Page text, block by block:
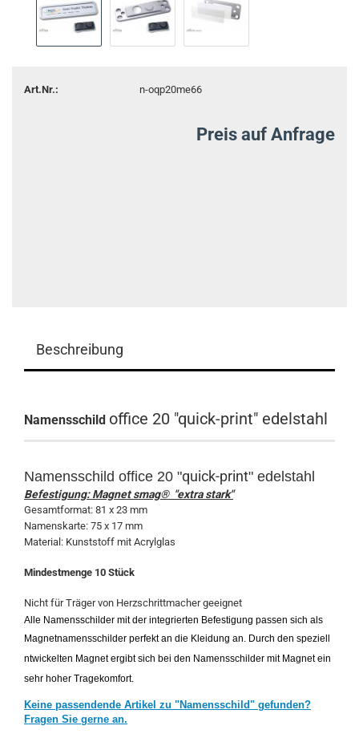
Art.Nr.: n-oqp20me66
Preis auf Anfrage
Beschreibung
Namensschild office 20 "quick-print" edelstahl
Namensschild office 20 "quick-print" edelstahl
Befestigung: Magnet smag® "extra stark"
Gesamtformat: 81 x 23 mm
Namenskarte: 75 x 17 mm
Material: Kunststoff mit Acrylglas
Mindestmenge 10 Stück
Nicht für Träger von Herzschrittmacher geeignet
Alle Namensschilder mit der integrierten Befestigung passen sich als
Magnetnamensschilder perfekt an die Kleidung an. Durch den speziell
ntwickelten Magnet ergibt sich bei den Namensschilder mit Magnet ein
sehr hoher Tragekomfort.
Keine passendende Artikel zu "Namensschild" gefunden?
Fragen Sie gerne an.